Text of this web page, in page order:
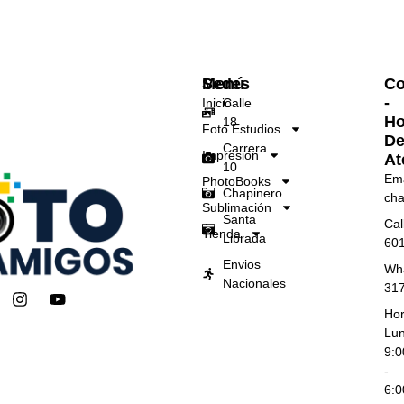
I Y
Menú
Inicio
Foto Estudios
Impresión
PhotoBooks
Sublimación
Tienda
Sedes
Calle
18
Carrera
10
Chapinero
Santa
Librada
Envios
Nacionales
-
De
-